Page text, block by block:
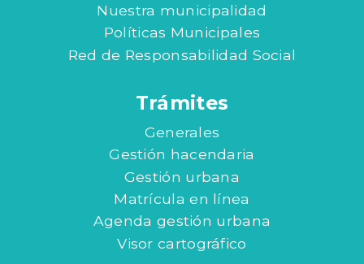
Nuestra municipalidad
Políticas Municipales
Red de Responsabilidad Social
Trámites
Generales
Gestión hacendaria
Gestión urbana
Matrícula en línea
Agenda gestión urbana
Visor cartográfico